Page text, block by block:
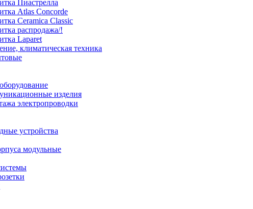
Пиастрелла
Atlas Concorde
Ceramica Classic
распродажа/!
Laparet
климатическая техника
изделия
электропроводки
устройства
модульные